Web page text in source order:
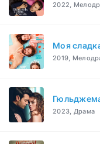
2022,
Моя
2019,
2023, Драма